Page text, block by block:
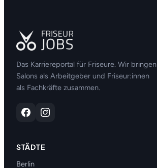
Das Karriereportal für Friseure. Wir bringen
Salons als Arbeitgeber und Friseur:innen
als Fachkräfte zusammen.
STÄDTE
Berlin